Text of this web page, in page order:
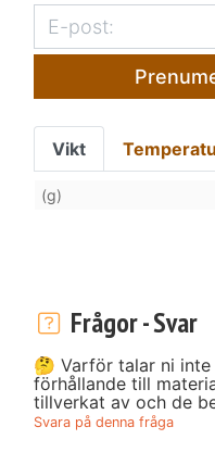
Vikt
(g)
Frågor - Svar
🤔 Varför talar ni
förhållande till
tillverkat av och de
Svara på denna fråga